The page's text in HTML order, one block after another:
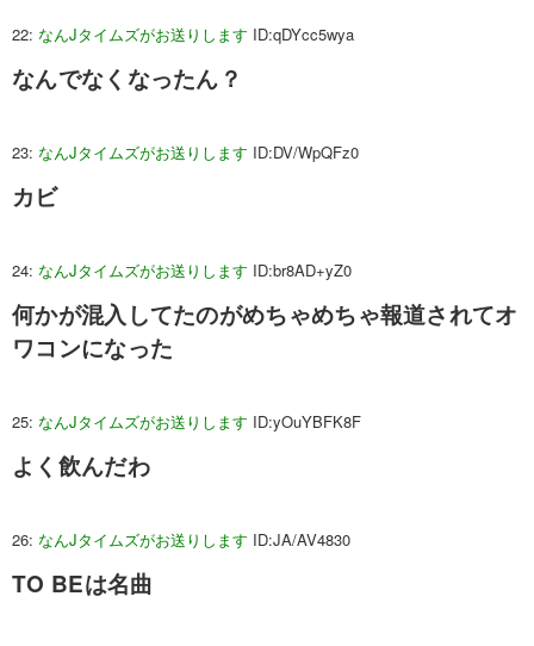
22: なんJタイムズがお送りします ID:qDYcc5wya
なんでなくなったん？
23: なんJタイムズがお送りします ID:DV/WpQFz0
カビ
24: なんJタイムズがお送りします ID:br8AD+yZ0
何かが混入してたのがめちゃめちゃ報道されてオ
ワコンになった
25: なんJタイムズがお送りします ID:yOuYBFK8F
よく飲んだわ
26: なんJタイムズがお送りします ID:JA/AV4830
TO BEは名曲